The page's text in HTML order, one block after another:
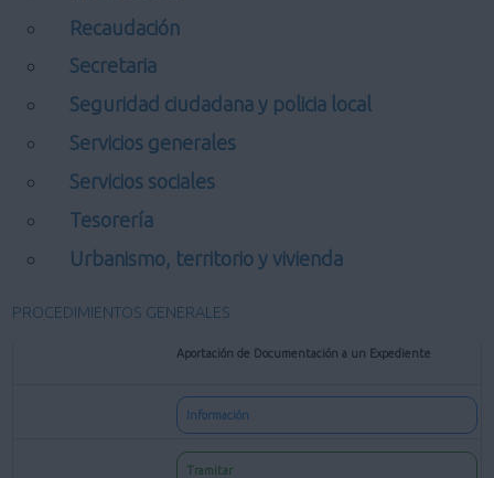
Recaudación
Secretaria
Seguridad ciudadana y policia local
Servicios generales
Servicios sociales
Tesorería
Urbanismo, territorio y vivienda
PROCEDIMIENTOS GENERALES
Aportación de Documentación a un Expediente
Información
Tramitar